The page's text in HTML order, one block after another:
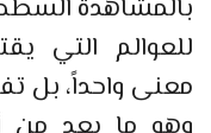
بالمشاهدة
للعوالم التي
معنى واحداً، بل